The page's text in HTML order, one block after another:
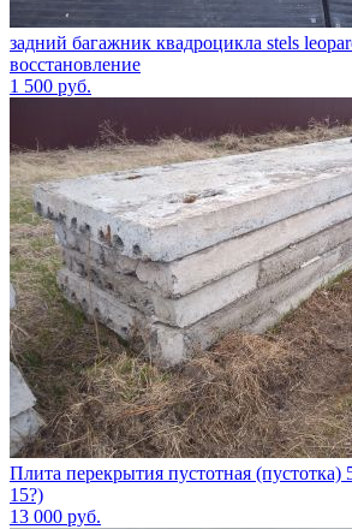
задний багажник квадроцикла stels
восстановление
1 500 руб.
Плита перекрытия пустотная
15?)
13 000 руб.